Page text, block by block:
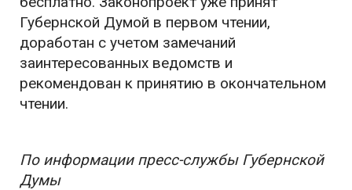
Губернской Думой в первом чтении,
доработан с учетом замечаний
заинтересованных ведомств и
рекомендован к принятию в окончательном
чтении.
По информации пресс-службы Губернской
Думы